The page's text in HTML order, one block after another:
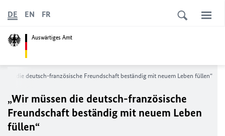
Auswärtiges Amt
DE EN FR
die deutsch-französische Freundschaft beständig mit neuem Leben füllen“
„Wir müssen die deutsch-französische
Freundschaft beständig mit neuem Leben
füllen“